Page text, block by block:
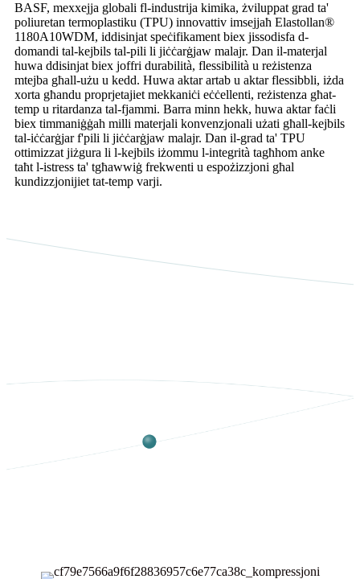
BASF, mexxejja globali fl-industrija kimika, żviluppat grad ta'
poliuretan termoplastiku (TPU) innovattiv imsejjaħ Elastollan®
1180A10WDM, iddisinjat speċifikament biex jissodisfa d-
domandi tal-kejbils tal-pili li jiċċarġjaw malajr. Dan il-materjal
huwa ddisinjat biex joffri durabilità, flessibilità u reżistenza
mtejba għall-użu u kedd. Huwa aktar artab u aktar flessibbli, iżda
xorta għandu proprjetajiet mekkaniċi eċċellenti, reżistenza għat-
temp u ritardanza tal-fjammi. Barra minn hekk, huwa aktar faċli
biex timmaniġġah milli materjali konvenzjonali użati għall-kejbils
tal-iċċarġjar f'pili li jiċċarġjaw malajr. Dan il-grad ta' TPU
ottimizzat jiżgura li l-kejbils iżommu l-integrità tagħhom anke
taħt l-istress ta' tgħawwiġ frekwenti u espożizzjoni għal
kundizzjonijiet tat-temp varji.